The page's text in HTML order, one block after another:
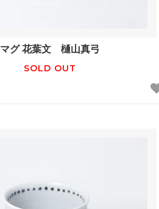
マグ 花葉文 樋山真弓
SOLD OUT